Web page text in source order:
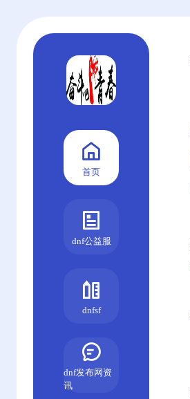
首页
dnf公益服
dnfsf
dnf发布网资
讯